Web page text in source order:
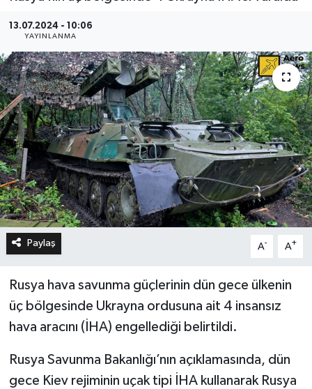
13.07.2024 - 10:06
YAYINLANMA
Paylaş A- A+
Rusya hava savunma güçlerinin dün gece ülkenin
üç bölgesinde Ukrayna ordusuna ait 4 insansız
hava aracını (İHA) engellediği belirtildi.
Rusya Savunma Bakanlığı’nın açıklamasında, dün
gece Kiev rejiminin uçak tipi İHA kullanarak Rusya